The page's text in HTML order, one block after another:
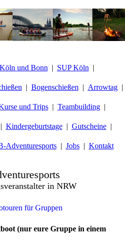
und Bonn SUP Köln
Bogenschießen Arrowtag
und Trips Teambuilding
Kindergeburtstage Gutscheine
Adventuresports Jobs Kontakt
in NRW
für Gruppen
(nur eure Gruppe in einem